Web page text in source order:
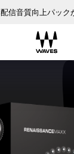
信音質向上パック